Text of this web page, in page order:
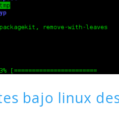
bajo linux